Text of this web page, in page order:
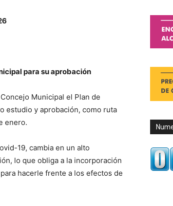
para su aprobación
Municipal el Plan de
estudio y aprobación, como ruta
enero.
19, cambia en un alto
lo que obliga a la incorporación
hacerle frente a los efectos de